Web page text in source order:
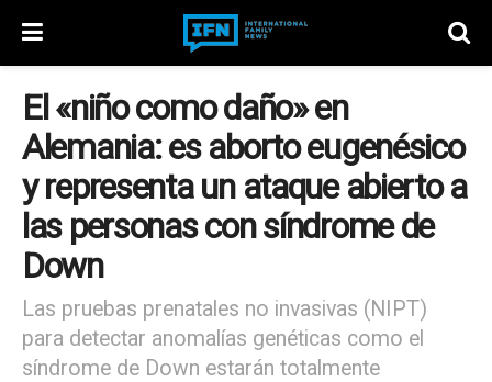
El «niño como daño» en
Alemania: es aborto eugenésico
y representa un ataque abierto a
las personas con síndrome de
Down
Las pruebas prenatales no invasivas (NIPT)
para detectar anomalías genéticas como el
síndrome de Down estarán totalmente